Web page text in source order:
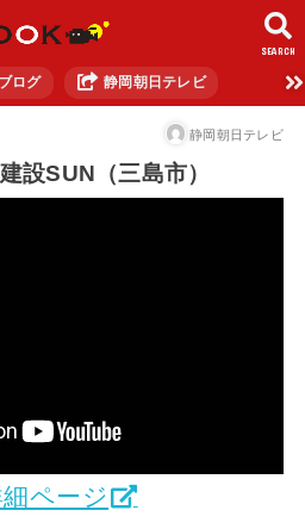
SEARCH
ログ 静岡朝日テレビ
静岡朝日テレビ
設SUN（三島市）
ページ